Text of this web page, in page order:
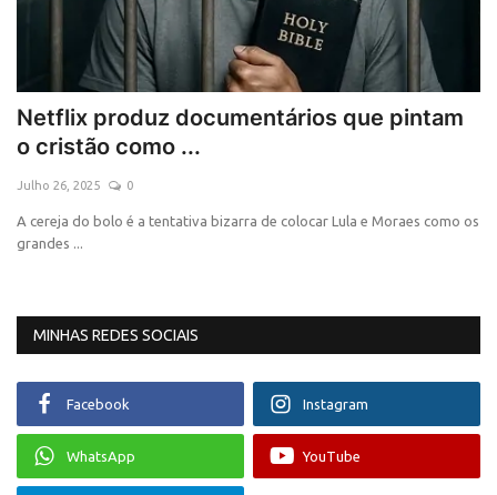
Depoimentos
Saúde e Bem-estar
Netflix produz documentários que pintam
o cristão como ...
Julho 26, 2025 0
A cereja do bolo é a tentativa bizarra de colocar Lula e Moraes como os
grandes ...
MINHAS REDES SOCIAIS
Facebook Instagram
WhatsApp YouTube